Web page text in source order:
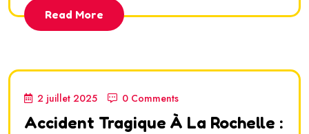
Read More
2 juillet 2025 0 Comments
Accident Tragique À La Rochelle :